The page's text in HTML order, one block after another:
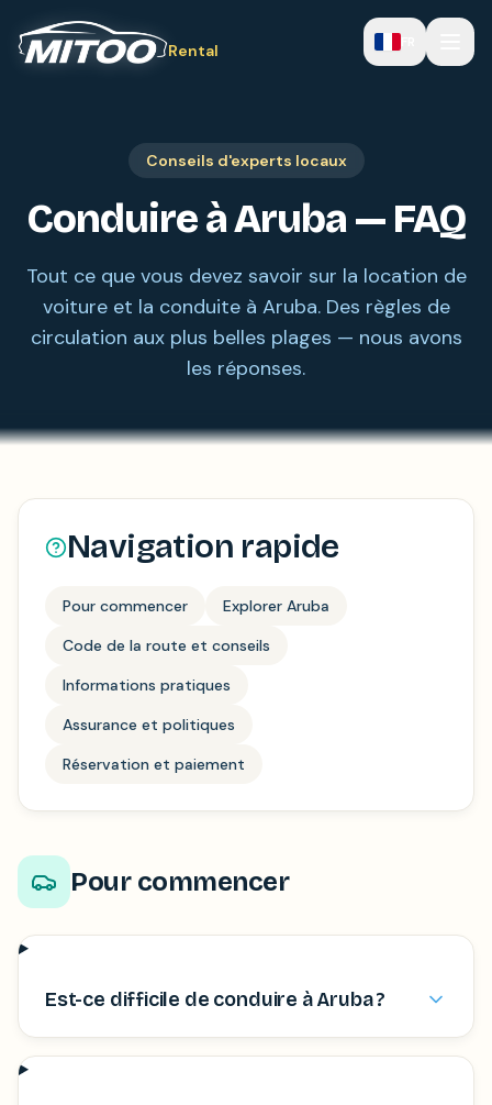
Rental
Conseils d'experts locaux
Conduire à Aruba — FAQ
Tout ce que vous devez savoir sur la location de
voiture et la conduite à Aruba. Des règles de
circulation aux plus belles plages — nous avons
les réponses.
Navigation rapide
Pour commencer
Explorer Aruba
Code de la route et conseils
Informations pratiques
Assurance et politiques
Réservation et paiement
Pour commencer
Est-ce difficile de conduire à Aruba ?